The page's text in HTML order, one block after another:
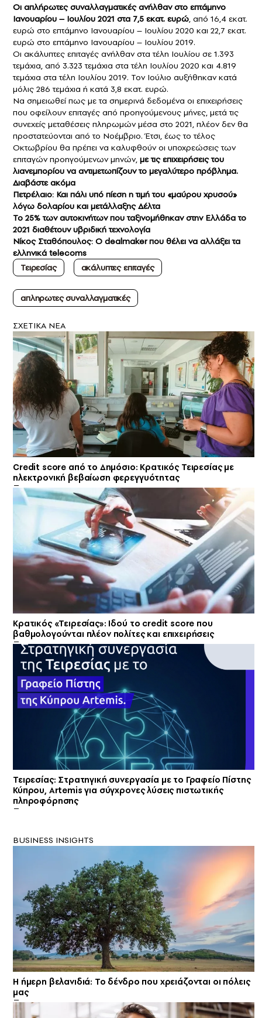
Οι απλήρωτες συναλλαγματικές ανήλθαν στο επτάμηνο
Ιανουαρίου – Ιουλίου 2021 στα 7,5 εκατ. ευρώ, από 16,4 εκατ.
ευρώ στο επτάμηνο Ιανουαρίου – Ιουλίου 2020 και 22,7 εκατ.
ευρώ στο επτάμηνο Ιανουαρίου – Ιουλίου 2019.
Οι ακάλυπτες επιταγές ανήλθαν στα τέλη Ιουλίου σε 1.393
τεμάχια, από 3.323 τεμάχια στα τέλη Ιουλίου 2020 και 4.819
τεμάχια στα τέλη Ιουλίου 2019. Τον Ιούλιο αυξήθηκαν κατά
μόλις 286 τεμάχια ή κατά 3,8 εκατ. ευρώ.
Να σημειωθεί πως με τα σημερινά δεδομένα οι επιχειρήσεις
που οφείλουν επιταγές από προηγούμενους μήνες, μετά τις
συνεχείς μεταθέσεις πληρωμών μέσα στο 2021, πλέον δεν θα
προστατεύονται από το Νοέμβριο. Έτσι, έως το τέλος
Οκτωβρίου θα πρέπει να καλυφθούν οι υποχρεώσεις των
επιταγών προηγούμενων μηνών, με τις επιχειρήσεις του
λιανεμπορίου να αντιμετωπίζουν το μεγαλύτερο πρόβλημα.
Διαβάστε ακόμα
Πετρέλαιο: Και πάλι υπό πίεση η τιμή του «μαύρου χρυσού»
λόγω δολαρίου και μετάλλαξης Δέλτα
To 25% των αυτοκινήτων που ταξινομήθηκαν στην Ελλάδα το
2021 διαθέτουν υβριδική τεχνολογία
Νίκος Σταθόπουλος: O dealmaker που θέλει να αλλάξει τα
ελληνικά telecoms
Τειρεσίας
ακάλυπτες επιταγές
απληρωτες συναλλαγματικές
ΣXETIKA NEA
Credit score από το Δημόσιο: Κρατικός Τειρεσίας με
ηλεκτρονική βεβαίωση φερεγγυότητας
Κρατικός «Τειρεσίας»: Ιδού το credit score που
βαθμολογούνται πλέον πολίτες και επιχειρήσεις
Τειρεσίας: Στρατηγική συνεργασία με το Γραφείο Πίστης
Κύπρου, Artemis για σύγχρονες λύσεις πιστωτικής
πληροφόρησης
BUSINESS INSIGHTS
Η ήμερη βελανιδιά: Το δένδρο που χρειάζονται οι πόλεις
μας